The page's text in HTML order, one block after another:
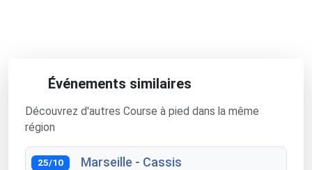
Événements similaires
Découvrez d'autres Course à pied dans la même
région
25/10 Marseille - Cassis